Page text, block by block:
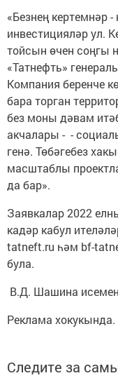
«Безнең кертемнәр
инвестицияләр ул.
тойсын өчен соңгы
«Татнефть»
Компания беренче
бара торган
без моны дәвам
акчалары - -
генә. Төбәгебез
масштаблы
да бар».
Заявкалар 2022
кадәр кабул
tatneft.ru һәм bf-
була.
В.Д. Шашина
Реклама хокукында.
Следите за